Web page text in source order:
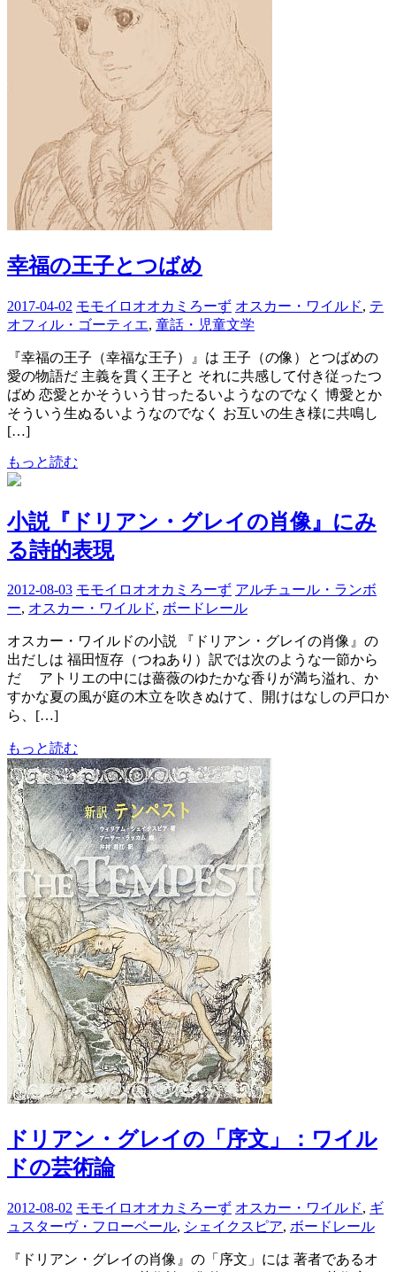
幸福の王子とつばめ
2017-04-02 モモイロオオカミろーず オスカー・ワイルド, テ
オフィル・ゴーティエ, 童話・児童文学
『幸福の王子（幸福な王子）』は 王子（の像）とつばめの
愛の物語だ 主義を貫く王子と それに共感して付き従ったつ
ばめ 恋愛とかそういう甘ったるいようなのでなく 博愛とか
そういう生ぬるいようなのでなく お互いの生き様に共鳴し
[…]
もっと読む
小説『ドリアン・グレイの肖像』にみ
る詩的表現
2012-08-03 モモイロオオカミろーず アルチュール・ランボ
ー, オスカー・ワイルド, ボードレール
オスカー・ワイルドの小説 『ドリアン・グレイの肖像』の
出だしは 福田恆存（つねあり）訳では次のような一節から
だ アトリエの中には薔薇のゆたかな香りが満ち溢れ、か
すかな夏の風が庭の木立を吹きぬけて、開けはなしの戸口か
ら、[…]
もっと読む
ドリアン・グレイの「序文」：ワイル
ドの芸術論
2012-08-02 モモイロオオカミろーず オスカー・ワイルド, ギ
ュスターヴ・フローベール, シェイクスピア, ボードレール
『ドリアン・グレイの肖像』の「序文」には 著者であるオ